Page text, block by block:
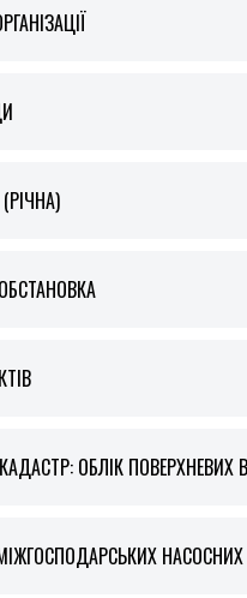
ОБЛІК ПОВЕРХНЕВИХ